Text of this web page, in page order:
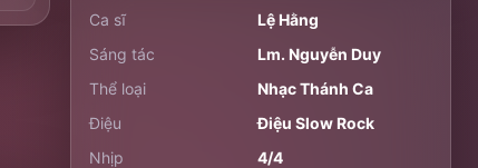
Ca sĩ
Lệ Hằng
Sáng tác
Lm. Nguyễn Duy
Thể loại
Nhạc Thánh Ca
Điệu
Điệu Slow Rock
Nhịp
4/4